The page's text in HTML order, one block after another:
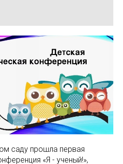
саду прошла первая
«Я - ученый!»,